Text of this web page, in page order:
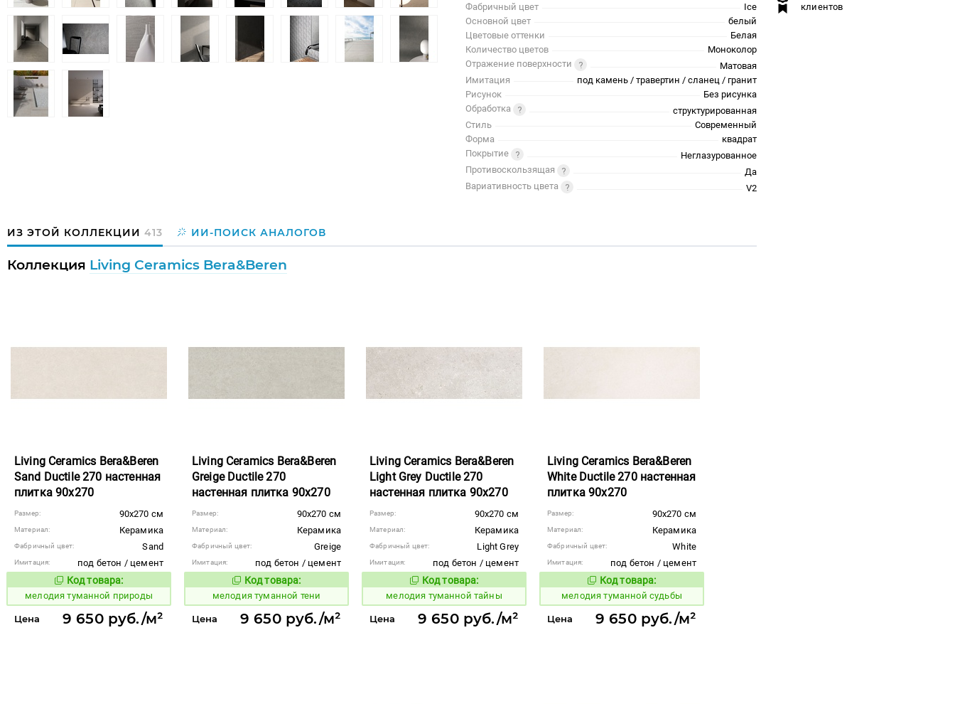
Фабричный цвет
Ice
Основной цвет
белый
Цветовые оттенки
Белая
Количество цветов
Моноколор
Отражение поверхности
Матовая
Имитация
под камень / травертин / сланец / гранит
Рисунок
Без рисунка
Обработка
структурированная
Стиль
Современный
Форма
квадрат
Покрытие
Неглазурованное
Противоскользящая
Да
Вариативность цвета
V2
ИЗ ЭТОЙ КОЛЛЕКЦИИ 413 ИИ-ПОИСК АНАЛОГОВ
Коллекция Living Ceramics Bera&Beren
Living Ceramics Bera&Beren
Sand Ductile 270 настенная
плитка 90x270
Размер: 90x270 см
Материал: Керамика
Фабричный цвет: Sand
Имитация:
под бетон / цемент
Код товара:
966350 Код товара:
мелодия туманной природы
Цена 9 650 руб./м²
Living Ceramics Bera&Beren
Greige Ductile 270
настенная плитка 90x270
Размер: 90x270 см
Материал: Керамика
Фабричный цвет: Greige
Имитация:
под бетон / цемент
Код товара:
966353 Код товара:
мелодия туманной тени
Цена 9 650 руб./м²
Living Ceramics Bera&Beren
Light Grey Ductile 270
настенная плитка 90x270
Размер: 90x270 см
Материал: Керамика
Фабричный цвет: Light Grey
Имитация:
под бетон / цемент
Код товара:
966351 Код товара:
мелодия туманной тайны
Цена 9 650 руб./м²
Living Ceramics Bera&Beren
White Ductile 270 настенная
плитка 90x270
Размер: 90x270 см
Материал: Керамика
Фабричный цвет: White
Имитация:
под бетон / цемент
Код товара:
966349Код товара:
мелодия туманной судьбы
Цена 9 650 руб./м²
клиентов